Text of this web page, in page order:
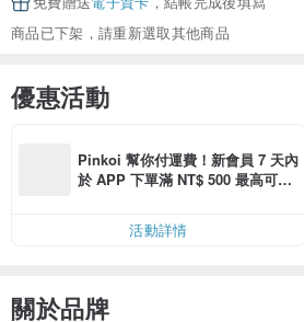
商品已下架，請重新選取其他商品
優惠活動
Pinkoi 幫你付運費！新會員 7 天內
於 APP 下單滿 NT$ 500 最高可折
活動詳情
關於品牌